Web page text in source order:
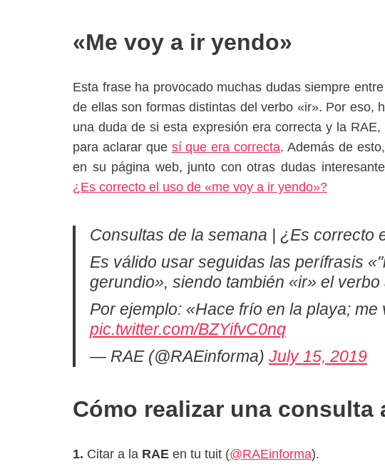
«Me voy a ir yendo»
Esta frase ha provocado muchas dudas siempre
de ellas son formas distintas del verbo «ir». Por eso,
una duda de si esta expresión era correcta y la
para aclarar que sí que era correcta. Además de
en su página web, junto con otras dudas
¿Es correcto el uso de «me voy a ir yendo»?
Consultas de la semana | ¿Es correcto
Es válido usar seguidas las perífrasis
gerundio», siendo también «ir» el verbo
Por ejemplo: «Hace frío en la playa;
pic.twitter.com/BZYifvC0nq
— RAE (@RAEinforma) July 15, 2019
Cómo realizar una consulta
1. Citar a la RAE en tu tuit (@RAEinforma).